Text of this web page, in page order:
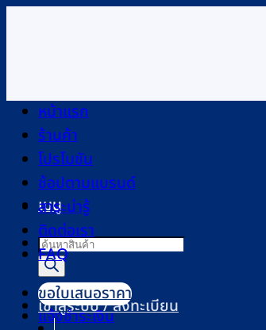
เมนู
Products
search
เข้าสู่ระบบ / ลงทะเบียน
หน้าแรก
ร้านค้า
โปรโมชัน
ช้อปตามแบรนด์
สาระน่ารู้
ติดต่อเรา
FAQ
ขอใบเสนอราคา
แจ้งชำระเงิน